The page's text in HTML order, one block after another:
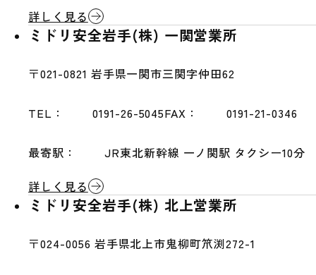
詳しく見る
ミドリ安全岩手(株) 一関営業所
〒021-0821 岩手県一関市三関字仲田62
TEL： 0191-26-5045FAX： 0191-21-0346
最寄駅：
JR東北新幹線 一ノ関駅 タクシー10分
詳しく見る
ミドリ安全岩手(株) 北上営業所
〒024-0056 岩手県北上市鬼柳町笊渕272-1